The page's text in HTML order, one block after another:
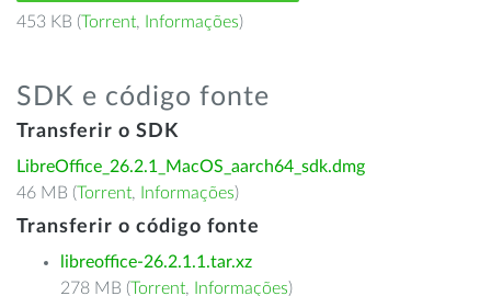
453 KB (Torrent, Informações)
SDK e código fonte
Transferir o SDK
LibreOffice_26.2.1_MacOS_aarch64_sdk.dmg
46 MB (Torrent, Informações)
Transferir o código fonte
libreoffice-26.2.1.1.tar.xz
278 MB (Torrent, Informações)